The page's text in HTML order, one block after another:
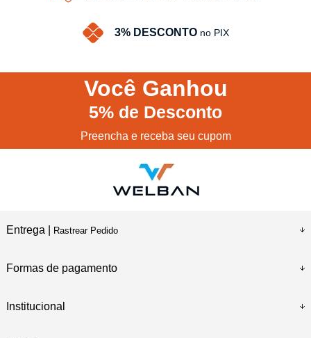
3% DESCONTO no PIX
Você Ganhou
5% de Desconto
Preencha e receba seu cupom
Entrega | Rastrear Pedido
Formas de pagamento
Institucional